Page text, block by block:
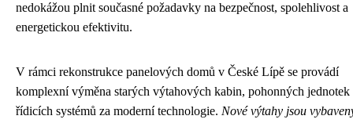
nedokážou plnit současné požadavky na bezpečnost, spolehlivost a
energetickou efektivitu.
V rámci rekonstrukce panelových domů v České Lípě se provádí
komplexní výměna starých výtahových kabin, pohonných jednotek
řídicích systémů za moderní technologie. Nové výtahy jsou